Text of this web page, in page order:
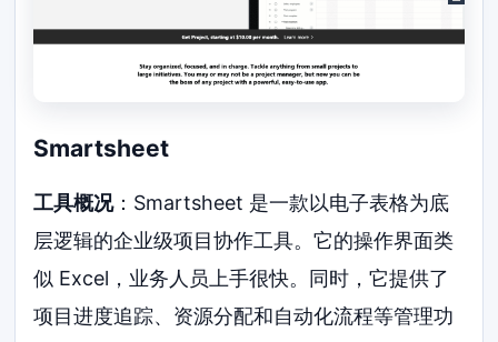
Smartsheet
工具概况：Smartsheet 是一款以电子表格为底
层逻辑的企业级项目协作工具。它的操作界面类
似 Excel，业务人员上手很快。同时，它提供了
项目进度追踪、资源分配和自动化流程等管理功